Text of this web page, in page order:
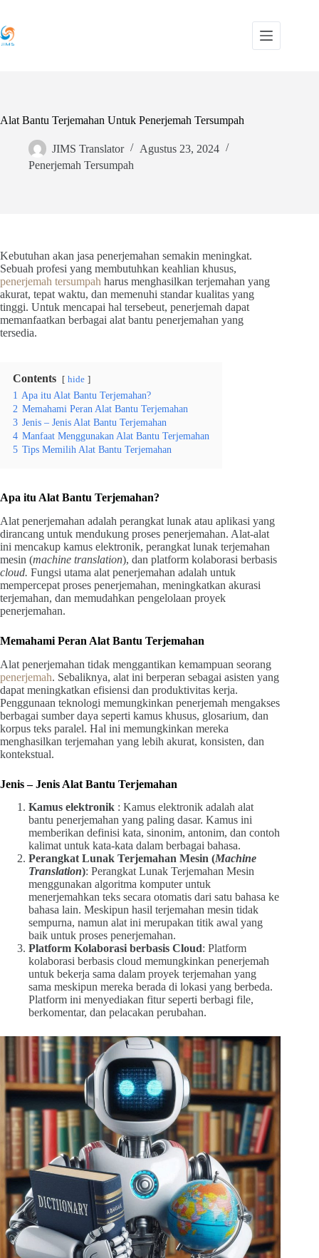
content
Alat Bantu Terjemahan Untuk Penerjemah Tersumpah
JIMS Translator
Agustus 23, 2024
Penerjemah Tersumpah
Kebutuhan akan jasa penerjemahan semakin meningkat.
Sebuah profesi yang membutuhkan keahlian khusus,
penerjemah tersumpah harus menghasilkan terjemahan yang
akurat, tepat waktu, dan memenuhi standar kualitas yang
tinggi. Untuk mencapai hal tersebeut, penerjemah dapat
memanfaatkan berbagai alat bantu penerjemahan yang
tersedia.
Contents hide
1 Apa itu Alat Bantu Terjemahan?
2 Memahami Peran Alat Bantu Terjemahan
3 Jenis – Jenis Alat Bantu Terjemahan
4 Manfaat Menggunakan Alat Bantu Terjemahan
5 Tips Memilih Alat Bantu Terjemahan
Apa itu Alat Bantu Terjemahan?
Alat penerjemahan adalah perangkat lunak atau aplikasi yang
dirancang untuk mendukung proses penerjemahan. Alat-alat
ini mencakup kamus elektronik, perangkat lunak terjemahan
mesin (machine translation), dan platform kolaborasi berbasis
cloud. Fungsi utama alat penerjemahan adalah untuk
mempercepat proses penerjemahan, meningkatkan akurasi
terjemahan, dan memudahkan pengelolaan proyek
penerjemahan.
Memahami Peran Alat Bantu Terjemahan
Alat penerjemahan tidak menggantikan kemampuan seorang
penerjemah. Sebaliknya, alat ini berperan sebagai asisten yang
dapat meningkatkan efisiensi dan produktivitas kerja.
Penggunaan teknologi memungkinkan penerjemah mengakses
berbagai sumber daya seperti kamus khusus, glosarium, dan
korpus teks paralel. Hal ini memungkinkan mereka
menghasilkan terjemahan yang lebih akurat, konsisten, dan
kontekstual.
Jenis – Jenis Alat Bantu Terjemahan
Kamus elektronik : Kamus elektronik adalah alat
bantu penerjemahan yang paling dasar. Kamus ini
memberikan definisi kata, sinonim, antonim, dan contoh
kalimat untuk kata-kata dalam berbagai bahasa.
Perangkat Lunak Terjemahan Mesin (Machine
Translation): Perangkat Lunak Terjemahan Mesin
menggunakan algoritma komputer untuk
menerjemahkan teks secara otomatis dari satu bahasa ke
bahasa lain. Meskipun hasil terjemahan mesin tidak
sempurna, namun alat ini merupakan titik awal yang
baik untuk proses penerjemahan.
Platform Kolaborasi berbasis Cloud: Platform
kolaborasi berbasis cloud memungkinkan penerjemah
untuk bekerja sama dalam proyek terjemahan yang
sama meskipun mereka berada di lokasi yang berbeda.
Platform ini menyediakan fitur seperti berbagi file,
berkomentar, dan pelacakan perubahan.